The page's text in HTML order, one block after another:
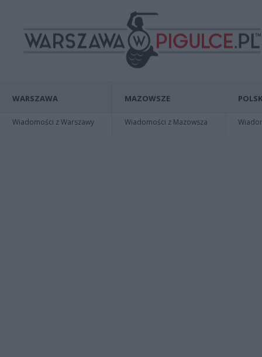
WARSZAWA
Wiadomości z Warszawy
MAZOWSZE
Wiadomości z Mazowsza